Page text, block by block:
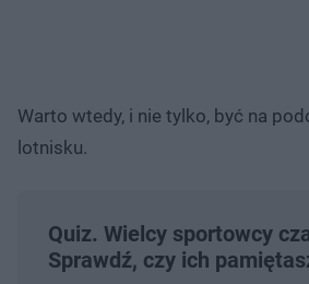
Warto wtedy, i nie tylko, być na
lotnisku.
Quiz. Wielcy sportowcy
Sprawdź, czy ich